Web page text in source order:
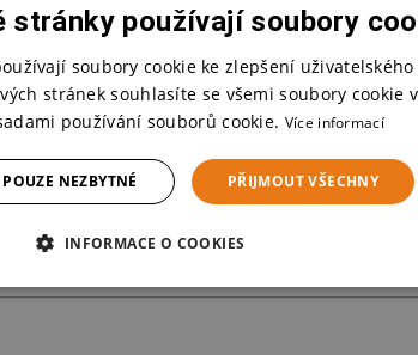
stránky používají soubory
soubory cookie ke zlepšení
stránek souhlasíte se všemi soubory cookie
používání souborů cookie. Více informací
PŘIJMOUT VŠECHNY
NEZBYTNÉ
INFORMACE O COOKIES